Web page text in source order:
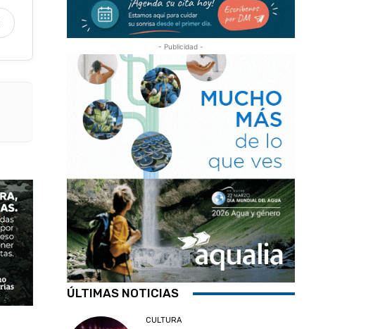
- Publicidad -
ÚLTIMAS NOTICIAS
CULTURA